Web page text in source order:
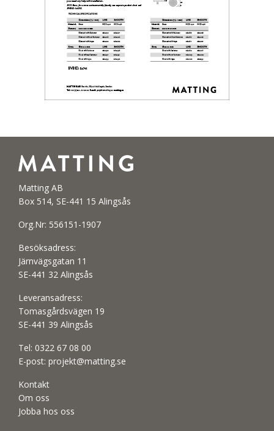
Matting AB
Box 514, SE-441 15 Alingsås
Org.Nr: 556151-1907
Besöksadress:
Järnvägsgatan 11
SE-441 32 Alingsås
Leveransadress:
Tomasgårdsvägen 19
SE-441 39 Alingsås
Tel: 0322 67 08 00
E-post: projekt@matting.se
Kontakt
Om oss
Jobba hos oss